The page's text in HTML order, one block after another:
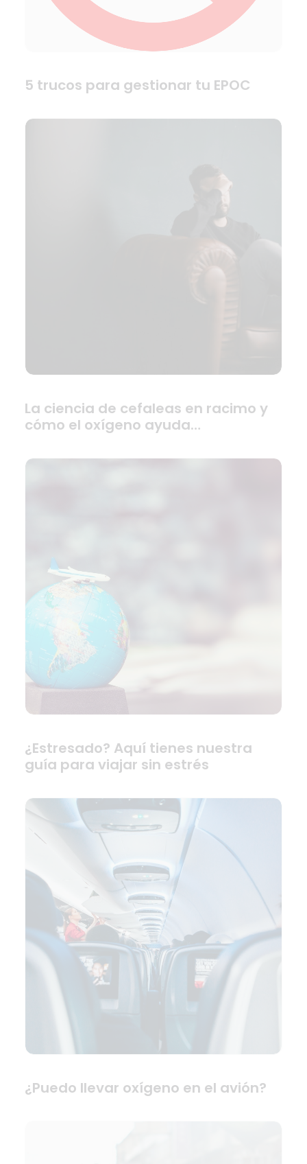
5 trucos para gestionar tu EPOC
La ciencia de cefaleas en racimo y
cómo el oxígeno ayuda…
¿Estresado? Aquí tienes nuestra
guía para viajar sin estrés
¿Puedo llevar oxígeno en el avión?